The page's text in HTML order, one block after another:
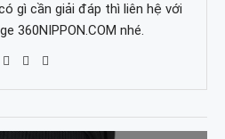
gì cần giải đáp thì liên hệ với
360NIPPON.COM nhé.